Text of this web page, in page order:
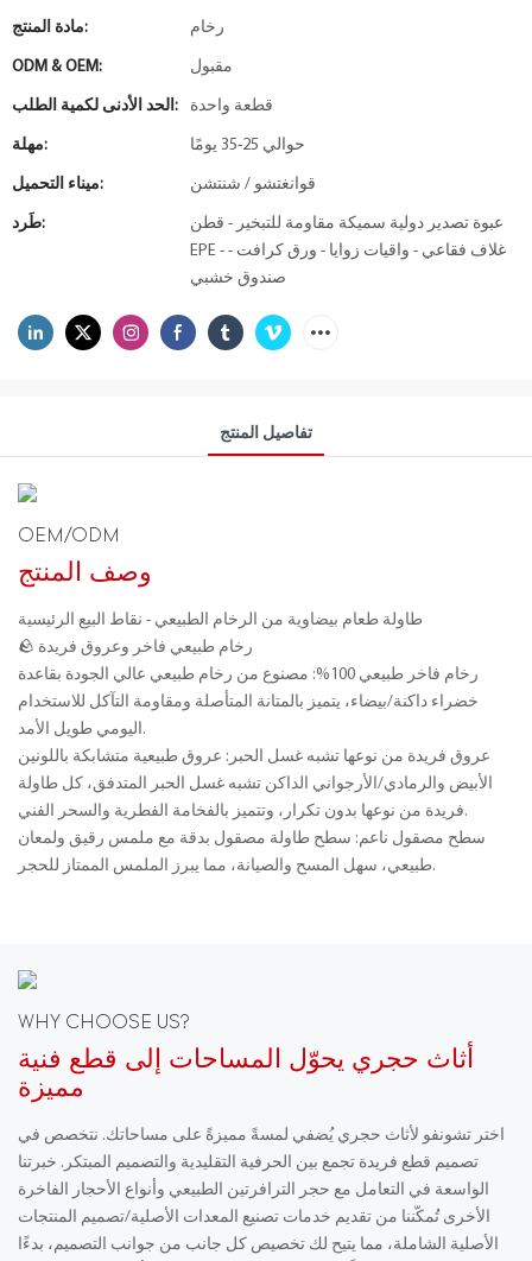
مادة المنتج: رخام
ODM & OEM: مقبول
الحد الأدنى لكمية الطلب: قطعة واحدة
مهلة: حوالي 25-35 يومًا
ميناء التحميل: قوانغتشو / شنتشن
طَرد:
عبوة تصدير دولية سميكة مقاومة للتبخير - قطن
EPE - غلاف فقاعي - واقيات زوايا - ورق كرافت -
صندوق خشبي
تفاصيل المنتج
OEM/ODM
وصف المنتج
طاولة طعام بيضاوية من الرخام الطبيعي - نقاط البيع الرئيسية
🪨 رخام طبيعي فاخر وعروق فريدة
رخام فاخر طبيعي 100%: مصنوع من رخام طبيعي عالي الجودة بقاعدة
خضراء داكنة/بيضاء، يتميز بالمتانة المتأصلة ومقاومة التآكل للاستخدام
اليومي طويل الأمد.
عروق فريدة من نوعها تشبه غسل ​​الحبر: عروق طبيعية متشابكة باللونين
الأبيض والرمادي/الأرجواني الداكن تشبه غسل ​​الحبر المتدفق، كل طاولة
فريدة من نوعها بدون تكرار، وتتميز بالفخامة الفطرية والسحر الفني.
سطح مصقول ناعم: سطح طاولة مصقول بدقة مع ملمس رقيق ولمعان
طبيعي، سهل المسح والصيانة، مما يبرز الملمس الممتاز للحجر.
WHY CHOOSE US?
أثاث حجري يحوّل المساحات إلى قطع فنية
مميزة
اختر تشونفو لأثاث حجري يُضفي لمسةً مميزةً على مساحاتك. نتخصص في
تصميم قطع فريدة تجمع بين الحرفية التقليدية والتصميم المبتكر. خبرتنا
الواسعة في التعامل مع حجر الترافرتين الطبيعي وأنواع الأحجار الفاخرة
الأخرى تُمكّننا من تقديم خدمات تصنيع المعدات الأصلية/تصميم المنتجات
الأصلية الشاملة، مما يتيح لك تخصيص كل جانب من جوانب التصميم، بدءًا